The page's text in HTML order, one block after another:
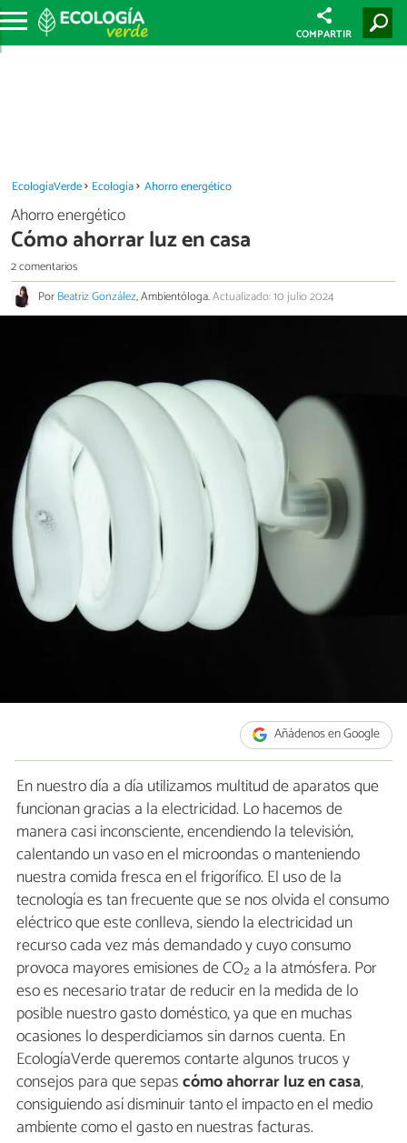
COMPARTIR
EcologíaVerde Ecología Ahorro energético
Ahorro energético
Cómo ahorrar luz en casa
2 comentarios
PorBeatriz González, Ambientóloga.Actualizado: 10 julio 2024
Añádenos en Google
En nuestro día a día utilizamos multitud de aparatos que
funcionan gracias a la electricidad. Lo hacemos de
manera casi inconsciente, encendiendo la televisión,
calentando un vaso en el microondas o manteniendo
nuestra comida fresca en el frigorífico. El uso de la
tecnología es tan frecuente que se nos olvida el consumo
eléctrico que este conlleva, siendo la electricidad un
recurso cada vez más demandado y cuyo consumo
provoca mayores emisiones de CO₂ a la atmósfera. Por
eso es necesario tratar de reducir en la medida de lo
posible nuestro gasto doméstico, ya que en muchas
ocasiones lo desperdiciamos sin darnos cuenta. En
EcologíaVerde queremos contarte algunos trucos y
consejos para que sepascómo ahorrar luz en casa,
consiguiendo así disminuir tanto el impacto en el medio
ambiente como el gasto en nuestras facturas.